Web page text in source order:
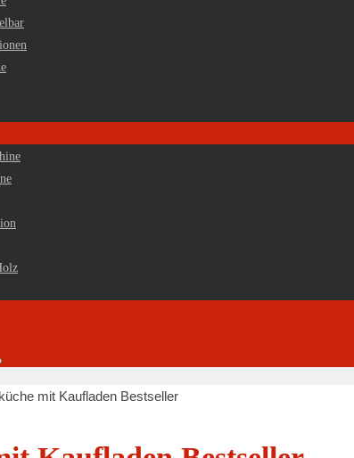
mit Kaufladen Bestseller